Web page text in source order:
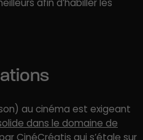
afin d’habiller les
au cinéma est exigeant
dans le domaine de